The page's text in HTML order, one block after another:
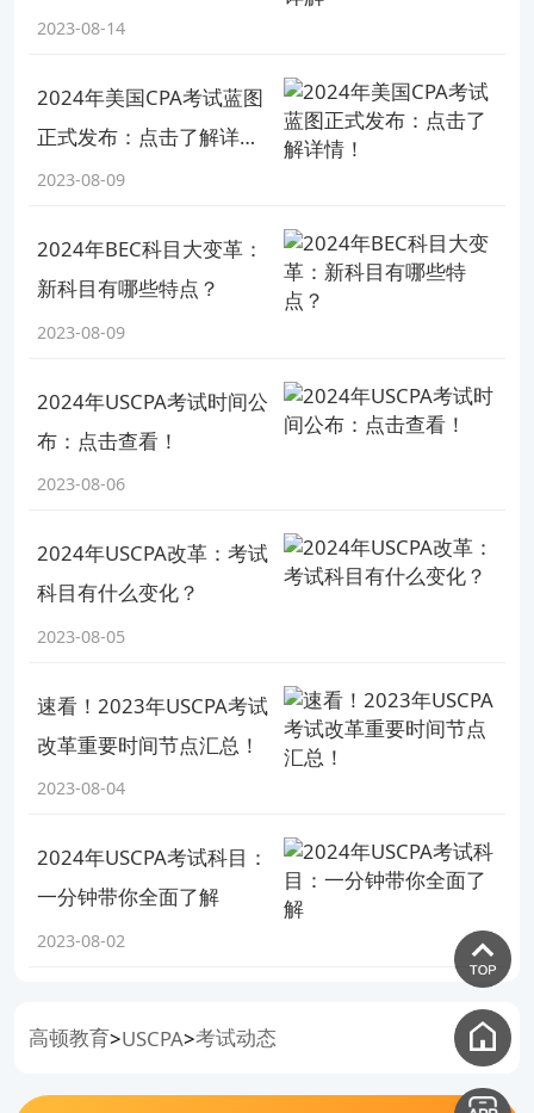
2023-08-14
2024年美国CPA考试蓝图
正式发布：点击了解详
情！
2023-08-09
2024年BEC科目大变革：
新科目有哪些特点？
2023-08-09
2024年USCPA考试时间公
布：点击查看！
2023-08-06
2024年USCPA改革：考试
科目有什么变化？
2023-08-05
速看！2023年USCPA考试
改革重要时间节点汇总！
2023-08-04
2024年USCPA考试科目：
一分钟带你全面了解
2023-08-02
高顿教育>USCPA>考试动态